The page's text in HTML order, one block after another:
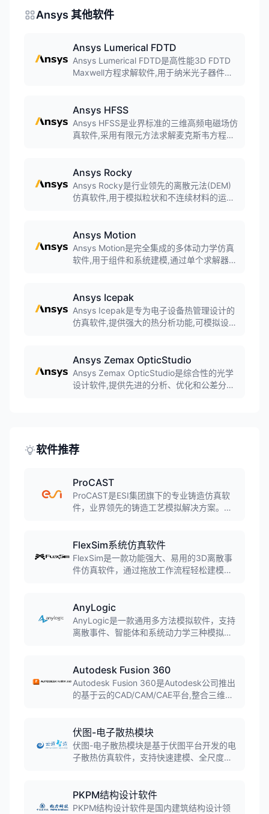
Ansys 其他软件
Ansys Lumerical FDTD
Ansys Lumerical FDTD是高性能3D FDTD
Maxwell方程求解软件,用于纳米光子器件、
Ansys HFSS
Ansys HFSS是业界标准的三维高频电磁场仿
真软件,采用有限元方法求解麦克斯韦方程组,
Ansys Rocky
Ansys Rocky是行业领先的离散元法(DEM)
仿真软件,用于模拟粒状和不连续材料的运动,
Ansys Motion
Ansys Motion是完全集成的多体动力学仿真
软件,用于组件和系统建模,通过单个求解器为
析。
Ansys Icepak
Ansys Icepak是专为电子设备热管理设计的
仿真软件,提供强大的热分析功能,可模拟设备
Ansys Zemax OpticStudio
Ansys Zemax OpticStudio是综合性的光学
设计软件,提供先进的分析、优化和公差分析
软件推荐
ProCAST
ProCAST是ESI集团旗下的专业铸造仿真软
件，业界领先的铸造工艺模拟解决方案。软
造、熔模铸造、连铸等，预测缩孔缩松、气
孔、裂纹、变形等缺陷。
FlexSim系统仿真软件
FlexSim是一款功能强大、易用的3D离散事
件仿真软件，通过拖放工作流程轻松建模生
块可添加输送系统、自动导引车(AGV)、仓
储系统等。
AnyLogic
AnyLogic是一款通用多方法模拟软件，支持
离散事件、智能体和系统动力学三种模拟方
Autodesk Fusion 360
Autodesk Fusion 360是Autodesk公司推出
的基于云的CAD/CAM/CAE平台,整合三维建
建模,实现桌面软件与云计算的结合,广泛应用
于产品设计、机械制造和工业设计领域。
伏图-电子散热模块
伏图-电子散热模块是基于伏图平台开发的电
子散热仿真软件，支持快速建模、全尺度热
工具的软件。
PKPM结构设计软件
PKPM结构设计软件是国内建筑结构设计领